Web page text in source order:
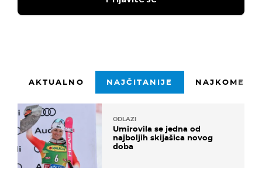
AKTUALNO NAJČITANIJE
ODLAZI
Umirovila se jedna od
najboljih skijašica novog
doba